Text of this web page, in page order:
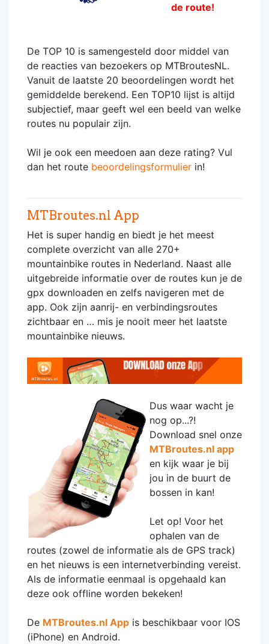
de route!
De TOP 10 is samengesteld door middel van
de reacties van bezoekers op MTBroutesNL.
Vanuit de laatste 20 beoordelingen wordt het
gemiddelde berekend. Een TOP10 lijst is altijd
subjectief, maar geeft wel een beeld van welke
routes nu populair zijn.
Wil je ook een meedoen aan deze rating? Vul
dan het route beoordelingsformulier in!
MTBroutes.nl App
Het is super handig en biedt je het meest
complete overzicht van alle 270+
mountainbike routes in Nederland. Naast alle
uitgebreide informatie over de routes kun je de
gpx downloaden en zelfs navigeren met de
app. Ook zijn aanrij- en verbindingsroutes
zichtbaar en … mis je nooit meer het laatste
mountainbike nieuws.
Dus waar wacht je
nog op...?!
Download snel onze
MTBroutes.nl app
en kijk waar je bij
jou in de buurt de
bossen in kan!
Let op! Voor het
ophalen van de
routes (zowel de informatie als de GPS track)
en het nieuws is een internetverbinding vereist.
Als de informatie eenmaal is opgehaald kan
deze ook offline worden bekeken!
De MTBroutes.nl App is beschikbaar voor IOS
(iPhone) en Android.